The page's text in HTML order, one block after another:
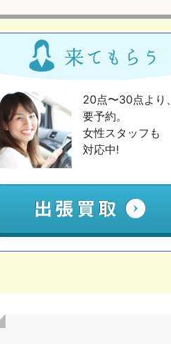
20点〜30点より、
要予約。
女性スタッフも
対応中!